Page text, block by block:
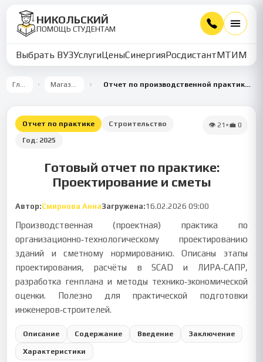
НИКОЛЬСКИЙ
ПОМОЩЬ СТУДЕНТАМ
Выбрать ВУЗУслугиЦеныСинергияРосдистантМТИММУ
Главная Магазин работ Отчет по производственной практике: проектирование и сметное обоснование складских объектов
Отчет по практике
Строительство
Год: 2025
👁 21 •💼 0
Готовый отчет по практике:
Проектирование и сметы
Автор:Смирнова АннаЗагружена:16.02.2026 09:00
Производственная (проектная) практика по
организационно‑технологическому проектированию
зданий и сметному нормированию. Описаны этапы
проектирования, расчёты в SCAD и ЛИРА‑САПР,
разработка генплана и методы технико‑экономической
оценки. Полезно для практической подготовки
инженеров‑строителей.
Описание Содержание Введение Заключение
Характеристики